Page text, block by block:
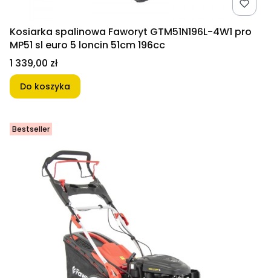
Kosiarka spalinowa Faworyt GTM51N196L-4W1 pro
MP51 sl euro 5 loncin 51cm 196cc
Cena
1 339,00 zł
Do koszyka
Bestseller